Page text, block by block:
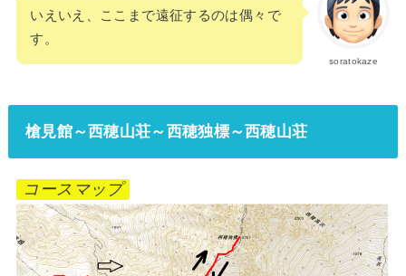
soratokaze
いえいえ、ここまで遠征するのは偶々で
す。
槍見館～西穂山荘～西穂独標～西穂山荘
コースマップ